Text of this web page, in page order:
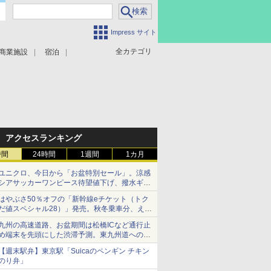
Impress サイト
全カテゴリ
業施設 宿泊
アクセスランキング
24時間 1週間 1カ月
ニクロ、今日から「お盆特別セール」。涼感
アサッカーワンピース待望値下げ、撥水ギア
ョーツは1990円に
やぶさ50％オフの「新幹線eチケット（トク
値スペシャル28）」発売。秋冬乗車分、えき
っと限定
州の高速道路、お盆期間は松橋ICなど通行止
端末を先頭にした渋滞予測。東九州道への迂
は料金調整を実施
週末駅弁】東京駅「Suicaのペンギン チキン
り弁」